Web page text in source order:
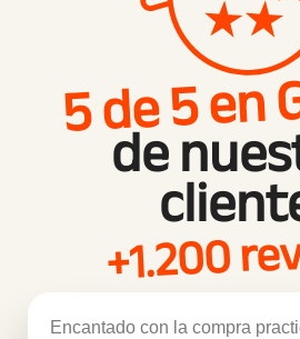
5 de 5 en
de
+1.200
Encantado con la compra